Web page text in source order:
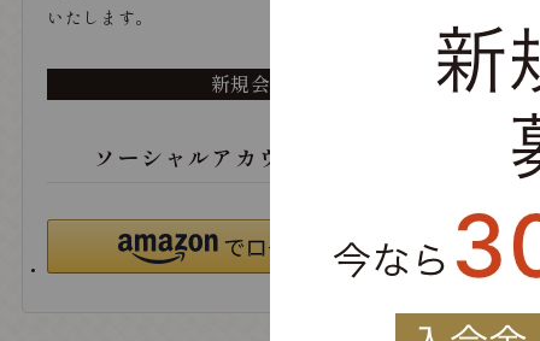
いたします。
新規会員登録
ソーシャルアカウントでログイン